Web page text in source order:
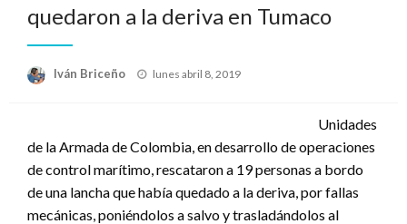
quedaron a la deriva en Tumaco
Iván Briceño
Publicado
lunes abril 8, 2019
Unidades
de la Armada de Colombia, en desarrollo de operaciones
de control marítimo, rescataron a 19 personas a bordo
de una lancha que había quedado a la deriva, por fallas
mecánicas, poniéndolos a salvo y trasladándolos al